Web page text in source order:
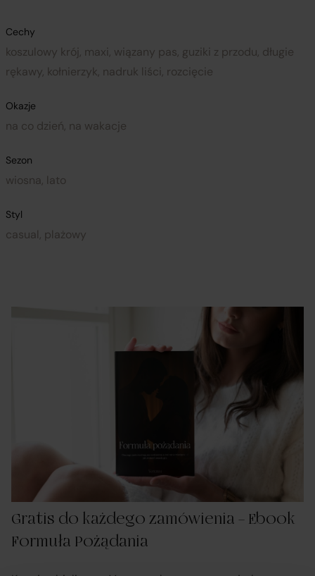
Cechy
koszulowy krój, maxi, wiązany pas, guziki z przodu, długie
rękawy, kołnierzyk, nadruk liści, rozcięcie
Okazje
na co dzień, na wakacje
Sezon
wiosna, lato
Styl
casual, plażowy
Gratis do każdego zamówienia – Ebook
Formuła Pożądania